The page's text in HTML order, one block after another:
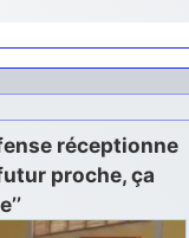
réceptionne
proche, ça